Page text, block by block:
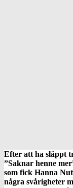
Efter att ha släppt
”Saknar henne
som fick Hanna
några svårigheter